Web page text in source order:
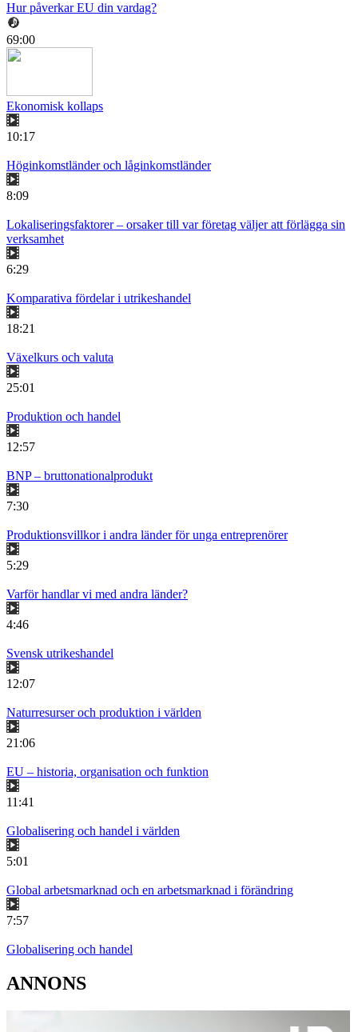
Hur påverkar EU din vardag?
69:00
Ekonomisk kollaps
10:17
Höginkomstländer och låginkomstländer
8:09
Lokaliseringsfaktorer – orsaker till var företag väljer att förlägga sin
verksamhet
6:29
Komparativa fördelar i utrikeshandel
18:21
Växelkurs och valuta
25:01
Produktion och handel
12:57
BNP – bruttonationalprodukt
7:30
Produktionsvillkor i andra länder för unga entreprenörer
5:29
Varför handlar vi med andra länder?
4:46
Svensk utrikeshandel
12:07
Naturresurser och produktion i världen
21:06
EU – historia, organisation och funktion
11:41
Globalisering och handel i världen
5:01
Global arbetsmarknad och en arbetsmarknad i förändring
7:57
Globalisering och handel
ANNONS